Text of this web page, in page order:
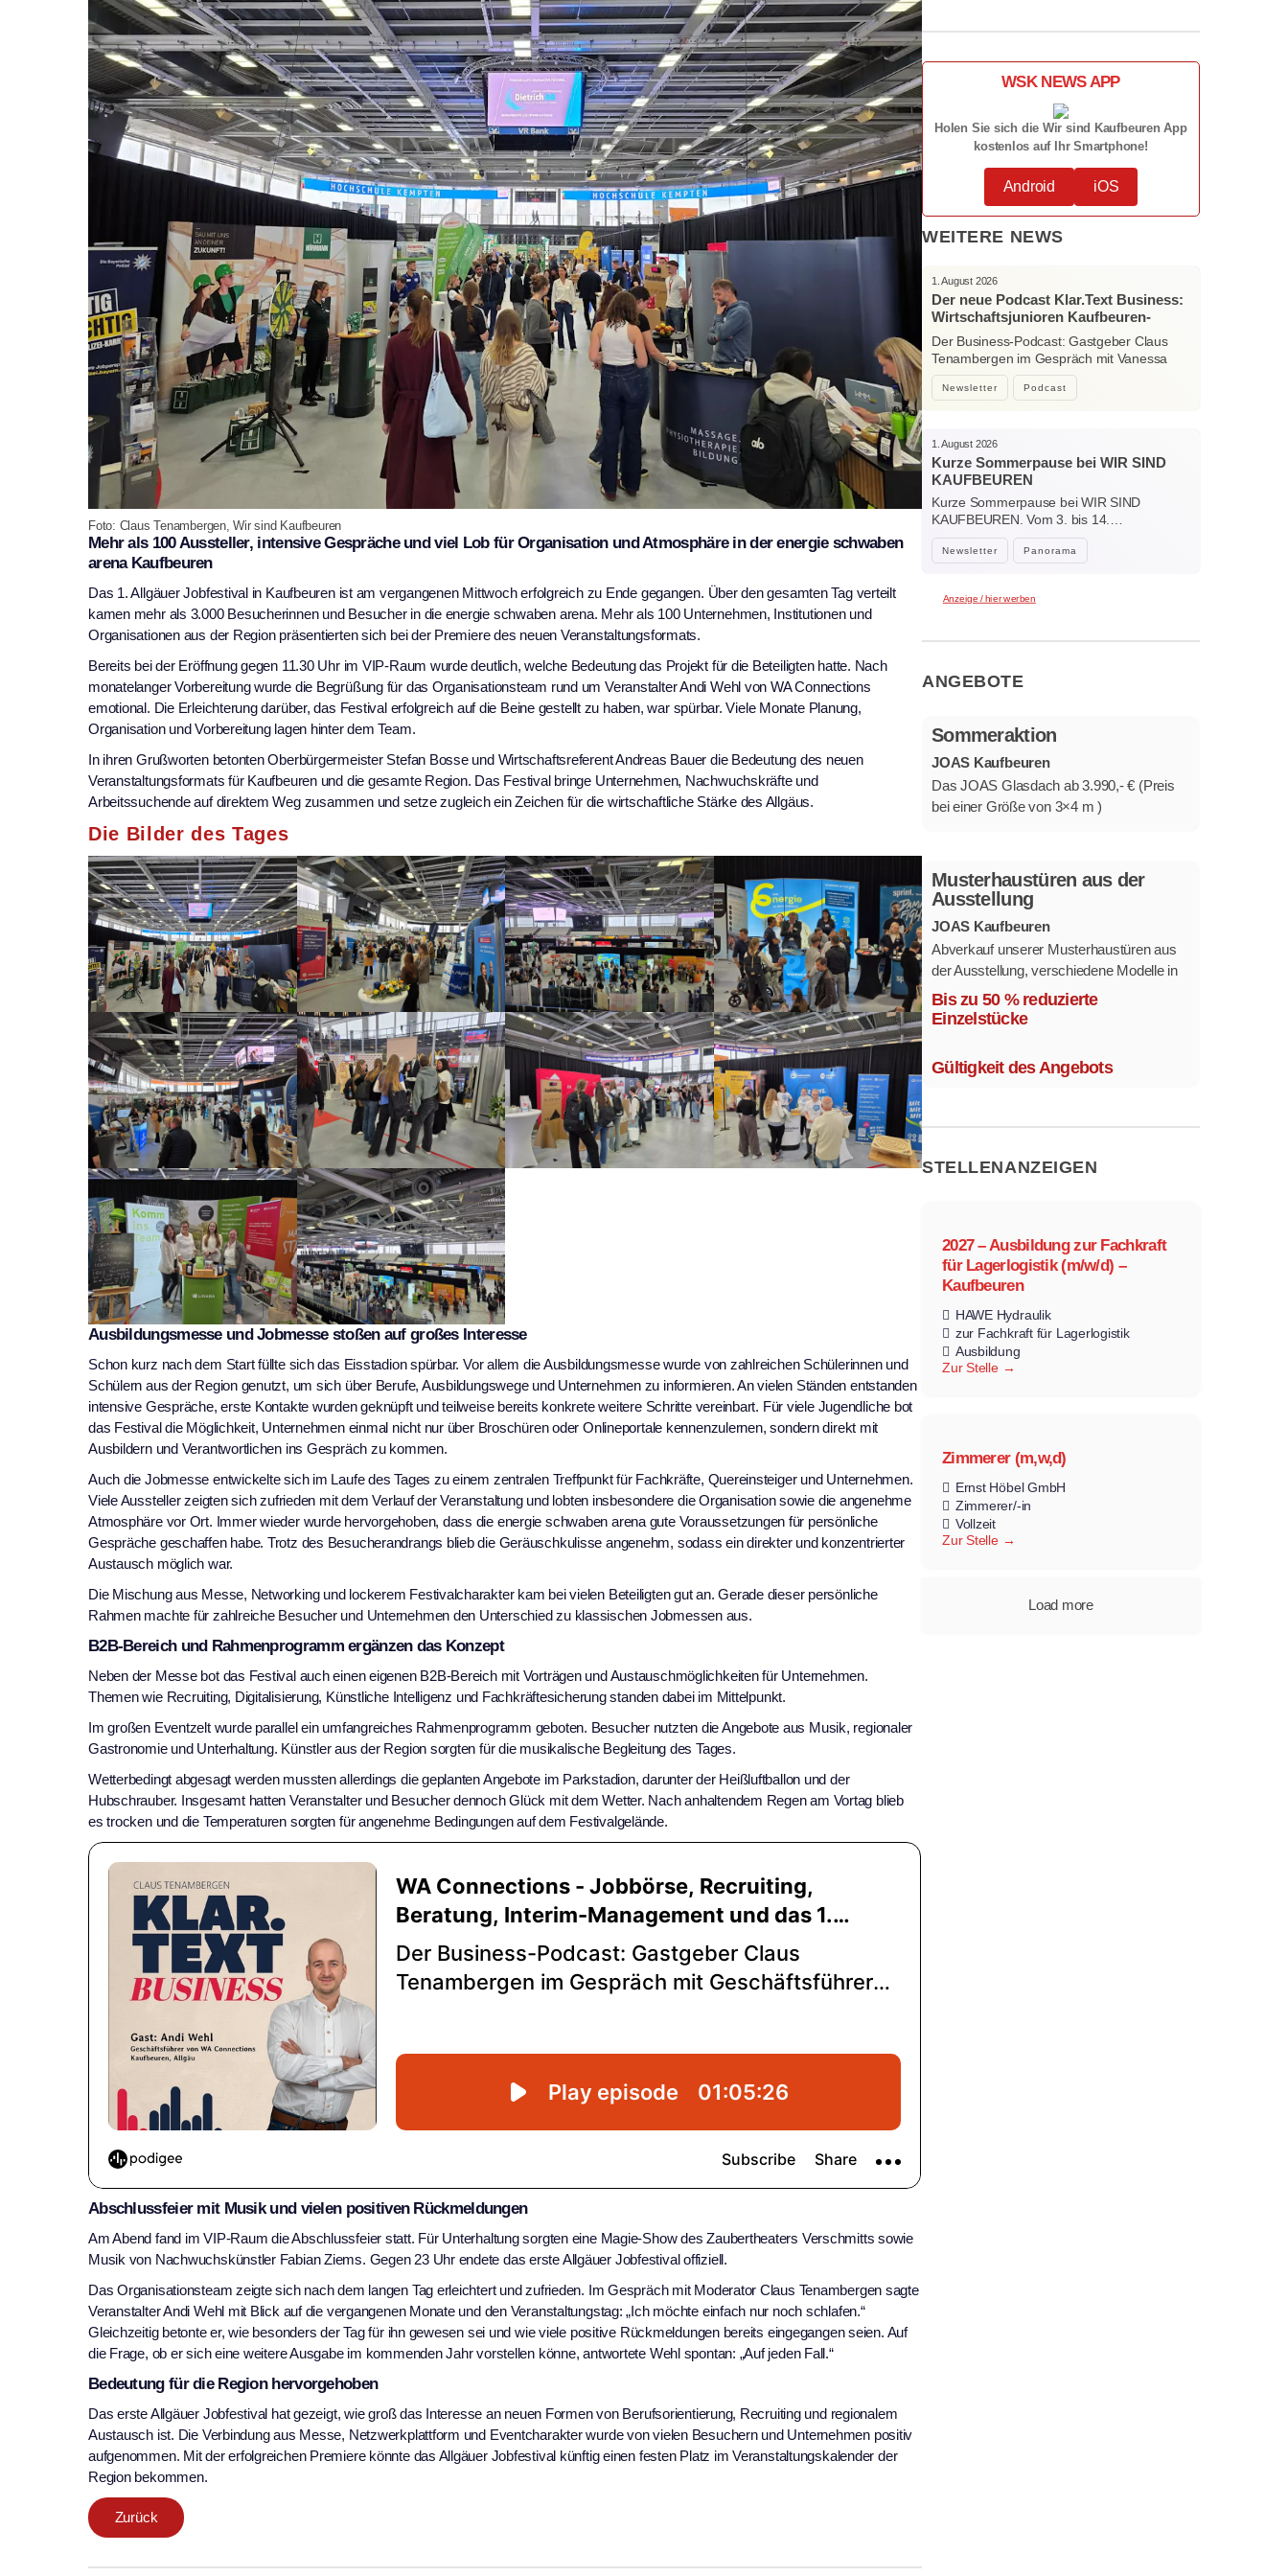
Foto: Claus Tenambergen, Wir sind Kaufbeuren
Mehr als 100 Aussteller, intensive Gespräche und viel Lob für Organisation und Atmosphäre in der energie schwaben
arena Kaufbeuren
Das 1. Allgäuer Jobfestival in Kaufbeuren ist am vergangenen Mittwoch erfolgreich zu Ende gegangen. Über den gesamten Tag verteilt
kamen mehr als 3.000 Besucherinnen und Besucher in die energie schwaben arena. Mehr als 100 Unternehmen, Institutionen und
Organisationen aus der Region präsentierten sich bei der Premiere des neuen Veranstaltungsformats.
Bereits bei der Eröffnung gegen 11.30 Uhr im VIP-Raum wurde deutlich, welche Bedeutung das Projekt für die Beteiligten hatte. Nach
monatelanger Vorbereitung wurde die Begrüßung für das Organisationsteam rund um Veranstalter Andi Wehl von WA Connections
emotional. Die Erleichterung darüber, das Festival erfolgreich auf die Beine gestellt zu haben, war spürbar. Viele Monate Planung,
Organisation und Vorbereitung lagen hinter dem Team.
In ihren Grußworten betonten Oberbürgermeister Stefan Bosse und Wirtschaftsreferent Andreas Bauer die Bedeutung des neuen
Veranstaltungsformats für Kaufbeuren und die gesamte Region. Das Festival bringe Unternehmen, Nachwuchskräfte und
Arbeitssuchende auf direktem Weg zusammen und setze zugleich ein Zeichen für die wirtschaftliche Stärke des Allgäus.
Die Bilder des Tages
Ausbildungsmesse und Jobmesse stoßen auf großes Interesse
Schon kurz nach dem Start füllte sich das Eisstadion spürbar. Vor allem die Ausbildungsmesse wurde von zahlreichen Schülerinnen und
Schülern aus der Region genutzt, um sich über Berufe, Ausbildungswege und Unternehmen zu informieren. An vielen Ständen entstanden
intensive Gespräche, erste Kontakte wurden geknüpft und teilweise bereits konkrete weitere Schritte vereinbart. Für viele Jugendliche bot
das Festival die Möglichkeit, Unternehmen einmal nicht nur über Broschüren oder Onlineportale kennenzulernen, sondern direkt mit
Ausbildern und Verantwortlichen ins Gespräch zu kommen.
Auch die Jobmesse entwickelte sich im Laufe des Tages zu einem zentralen Treffpunkt für Fachkräfte, Quereinsteiger und Unternehmen.
Viele Aussteller zeigten sich zufrieden mit dem Verlauf der Veranstaltung und lobten insbesondere die Organisation sowie die angenehme
Atmosphäre vor Ort. Immer wieder wurde hervorgehoben, dass die energie schwaben arena gute Voraussetzungen für persönliche
Gespräche geschaffen habe. Trotz des Besucherandrangs blieb die Geräuschkulisse angenehm, sodass ein direkter und konzentrierter
Austausch möglich war.
Die Mischung aus Messe, Networking und lockerem Festivalcharakter kam bei vielen Beteiligten gut an. Gerade dieser persönliche
Rahmen machte für zahlreiche Besucher und Unternehmen den Unterschied zu klassischen Jobmessen aus.
B2B-Bereich und Rahmenprogramm ergänzen das Konzept
Neben der Messe bot das Festival auch einen eigenen B2B-Bereich mit Vorträgen und Austauschmöglichkeiten für Unternehmen.
Themen wie Recruiting, Digitalisierung, Künstliche Intelligenz und Fachkräftesicherung standen dabei im Mittelpunkt.
Im großen Eventzelt wurde parallel ein umfangreiches Rahmenprogramm geboten. Besucher nutzten die Angebote aus Musik, regionaler
Gastronomie und Unterhaltung. Künstler aus der Region sorgten für die musikalische Begleitung des Tages.
Wetterbedingt abgesagt werden mussten allerdings die geplanten Angebote im Parkstadion, darunter der Heißluftballon und der
Hubschrauber. Insgesamt hatten Veranstalter und Besucher dennoch Glück mit dem Wetter. Nach anhaltendem Regen am Vortag blieb
es trocken und die Temperaturen sorgten für angenehme Bedingungen auf dem Festivalgelände.
Abschlussfeier mit Musik und vielen positiven Rückmeldungen
Am Abend fand im VIP-Raum die Abschlussfeier statt. Für Unterhaltung sorgten eine Magie-Show des Zaubertheaters Verschmitts sowie
Musik von Nachwuchskünstler Fabian Ziems. Gegen 23 Uhr endete das erste Allgäuer Jobfestival offiziell.
Das Organisationsteam zeigte sich nach dem langen Tag erleichtert und zufrieden. Im Gespräch mit Moderator Claus Tenambergen sagte
Veranstalter Andi Wehl mit Blick auf die vergangenen Monate und den Veranstaltungstag: „Ich möchte einfach nur noch schlafen.“
Gleichzeitig betonte er, wie besonders der Tag für ihn gewesen sei und wie viele positive Rückmeldungen bereits eingegangen seien. Auf
die Frage, ob er sich eine weitere Ausgabe im kommenden Jahr vorstellen könne, antwortete Wehl spontan: „Auf jeden Fall.“
Bedeutung für die Region hervorgehoben
Das erste Allgäuer Jobfestival hat gezeigt, wie groß das Interesse an neuen Formen von Berufsorientierung, Recruiting und regionalem
Austausch ist. Die Verbindung aus Messe, Netzwerkplattform und Eventcharakter wurde von vielen Besuchern und Unternehmen positiv
aufgenommen. Mit der erfolgreichen Premiere könnte das Allgäuer Jobfestival künftig einen festen Platz im Veranstaltungskalender der
Region bekommen.
Zurück
WSK NEWS APP
Holen Sie sich die Wir sind Kaufbeuren App
kostenlos auf Ihr Smartphone!
Android iOS
WEITERE NEWS
Newsletter Podcast
1. August 2026
Der neue Podcast Klar.Text Business:
Wirtschaftsjunioren Kaufbeuren-
Ostallgäu – Menschen, Ideen und
starke Verbindungen
Der Business-Podcast: Gastgeber Claus
Tenambergen im Gespräch mit Vanessa
Bockhorni…
Newsletter Panorama
1. August 2026
Kurze Sommerpause bei WIR SIND
KAUFBEUREN
Kurze Sommerpause bei WIR SIND
KAUFBEUREN. Vom 3. bis 14.…
Anzeige / hier werben
ANGEBOTE
Sommeraktion
JOAS Kaufbeuren
Das JOAS Glasdach ab 3.990,- € (Preis
bei einer Größe von 3×4 m )
Musterhaustüren aus der
Ausstellung
JOAS Kaufbeuren
Abverkauf unserer Musterhaustüren aus
der Ausstellung, verschiedene Modelle in
mehreren Farben und
Ausstattungsvarianten.
Bis zu 50 % reduzierte
Einzelstücke
Gültigkeit des Angebots
STELLENANZEIGEN
2027 – Ausbildung zur Fachkraft
für Lagerlogistik (m/w/d) –
Kaufbeuren
HAWE Hydraulik
zur Fachkraft für Lagerlogistik
Ausbildung
Zur Stelle
Zimmerer (m,w,d)
Ernst Höbel GmbH
Zimmerer/-in
Vollzeit
Zur Stelle
Load more